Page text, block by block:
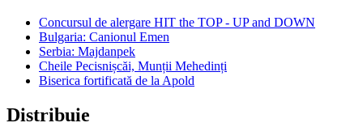
Concursul de alergare HIT the TOP - UP and DOWN
Bulgaria: Canionul Emen
Serbia: Majdanpek
Cheile Pecisnișcăi, Munții Mehedinți
Biserica fortificată de la Apold
Distribuie